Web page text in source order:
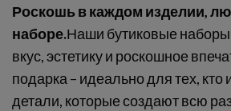
Роскошь в каждом изделии,
наборе.Наши бутиковые
вкус, эстетику и роскошное
подарка – идеально для тех,
детали, которые создают всю